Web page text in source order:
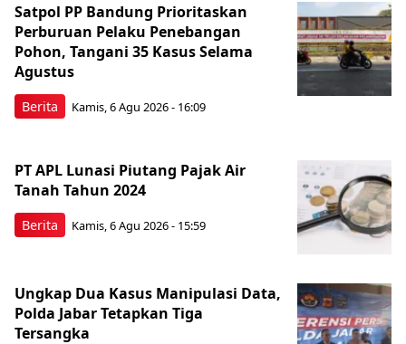
Berita
Satpol PP Bandung Prioritaskan
Perburuan Pelaku Penebangan
Pohon, Tangani 35 Kasus Selama
Agustus
Kamis, 6 Agu 2026 - 16:09
Berita
PT APL Lunasi Piutang Pajak Air
Tanah Tahun 2024
Kamis, 6 Agu 2026 - 15:59
Ungkap Dua Kasus Manipulasi Data,
Polda Jabar Tetapkan Tiga
Tersangka